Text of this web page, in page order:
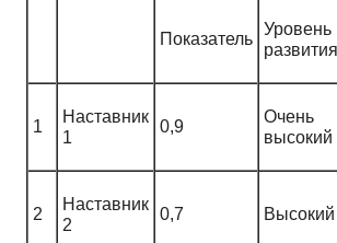
Показатель
Уровень
развития
1
Наставник
1
0,9
Очень
высокий
2
Наставник
2
0,7 Высокий